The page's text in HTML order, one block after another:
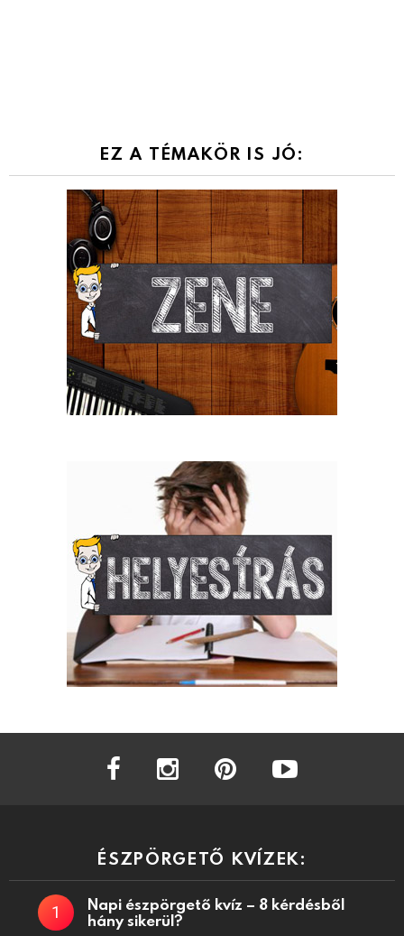
EZ A TÉMAKÖR IS JÓ:
facebook instagram
ÉSZPÖRGETŐ KVÍZEK:
Napi észpörgető kvíz – 8 kérdésből
hány sikerül?